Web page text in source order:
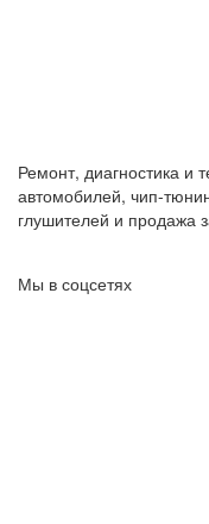
Ремонт, диагностика и
автомобилей, чип-
глушителей и продажа
Мы в соцсетях